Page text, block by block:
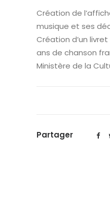
Création de
musique et ses
Création d’un
ans de chanson
Ministère de la
Partager